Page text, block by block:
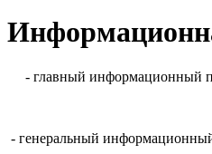
- главный информационный
- генеральный